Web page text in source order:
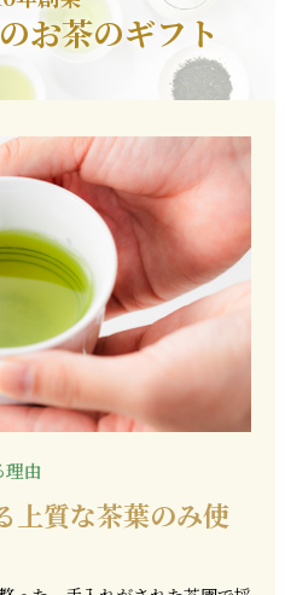
お茶のギフト
理由
上質な茶葉のみ使